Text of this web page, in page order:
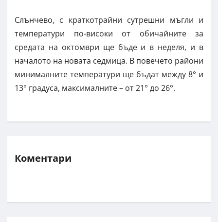
Слънчево, с краткотрайни сутрешни мъгли и
температури по-високи от обичайните за
средата на октомври ще бъде и в неделя, и в
началото на новата седмица. В повечето райони
минималните температури ще бъдат между 8° и
13° градуса, максималните – от 21° до 26°.
Коментари